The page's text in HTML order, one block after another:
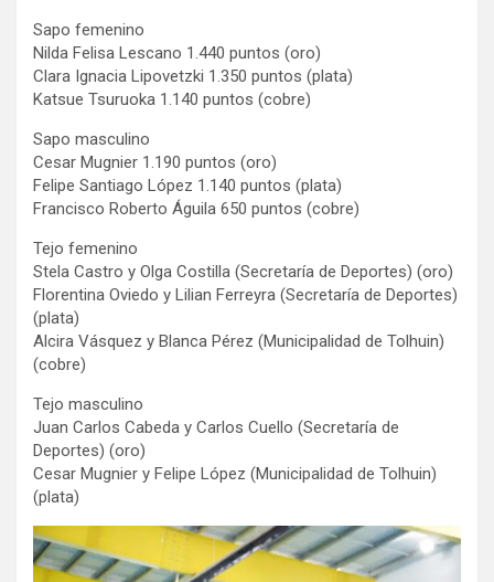
Sapo femenino
Nilda Felisa Lescano 1.440 puntos (oro)
Clara Ignacia Lipovetzki 1.350 puntos (plata)
Katsue Tsuruoka 1.140 puntos (cobre)
Sapo masculino
Cesar Mugnier 1.190 puntos (oro)
Felipe Santiago López 1.140 puntos (plata)
Francisco Roberto Águila 650 puntos (cobre)
Tejo femenino
Stela Castro y Olga Costilla (Secretaría de Deportes) (oro)
Florentina Oviedo y Lilian Ferreyra (Secretaría de Deportes)
(plata)
Alcira Vásquez y Blanca Pérez (Municipalidad de Tolhuin)
(cobre)
Tejo masculino
Juan Carlos Cabeda y Carlos Cuello (Secretaría de
Deportes) (oro)
Cesar Mugnier y Felipe López (Municipalidad de Tolhuin)
(plata)